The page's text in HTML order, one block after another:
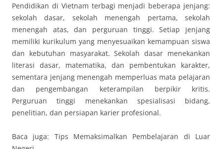
Pendidikan di Vietnam terbagi menjadi beberapa jenjang:
sekolah dasar, sekolah menengah pertama, sekolah
menengah atas, dan perguruan tinggi. Setiap jenjang
memiliki kurikulum yang menyesuaikan kemampuan siswa
dan kebutuhan masyarakat. Sekolah dasar menekankan
literasi dasar, matematika, dan pembentukan karakter,
sementara jenjang menengah memperluas mata pelajaran
dan pengembangan keterampilan berpikir kritis.
Perguruan tinggi menekankan spesialisasi bidang,
penelitian, dan persiapan karier profesional.
Baca juga: Tips Memaksimalkan Pembelajaran di Luar